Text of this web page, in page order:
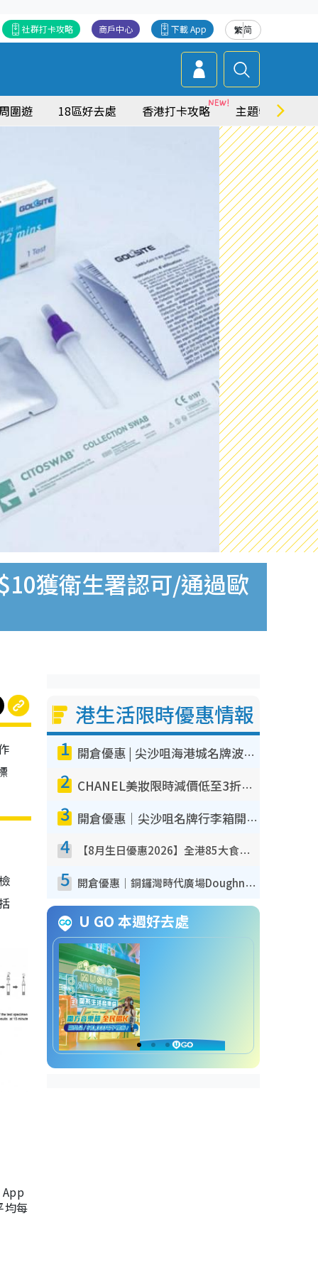
繁简
下載 App
商戶中心
社群打卡攻略
圍遊 18區好去處 香港打卡攻略 主題特集
獲衛生署認可/通過歐
均每
港生活限時優惠情報
1 開倉優惠 | 尖沙咀海港城名牌波鞋開倉低至1折！On鞋$899起／Joy&Peace鞋履$98起
2 CHANEL美妝限時減價低至3折！人氣粉底/唇膏/精華液低至$275！COCO香水都有平
3 開倉優惠｜尖沙咀名牌行李箱開倉低至4折！一連5日 American Tourister/ace./Hallmark $200起！
4 【8月生日優惠2026】全港85大食買玩著數攻略 自助餐/火鍋放題同行免費＋誠品/DONKI送現金券
5 開倉優惠｜銅鑼灣時代廣場Doughnut/Campo Marzio開倉低至1折！背囊、書包、手袋劈價$200起
U GO 本週好去處